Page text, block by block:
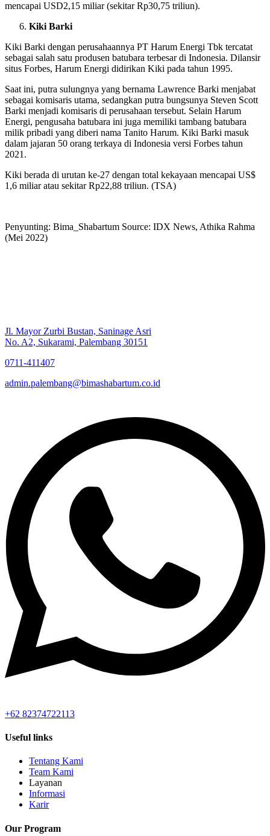
mencapai USD2,15 miliar (sekitar Rp30,75 triliun).
Kiki Barki
Kiki Barki dengan perusahaannya PT Harum Energi Tbk tercatat
sebagai salah satu produsen batubara terbesar di Indonesia. Dilansir
situs Forbes, Harum Energi didirikan Kiki pada tahun 1995.
Saat ini, putra sulungnya yang bernama Lawrence Barki menjabat
sebagai komisaris utama, sedangkan putra bungsunya Steven Scott
Barki menjadi komisaris di perusahaan tersebut. Selain Harum
Energi, pengusaha batubara ini juga memiliki tambang batubara
milik pribadi yang diberi nama Tanito Harum. Kiki Barki masuk
dalam jajaran 50 orang terkaya di Indonesia versi Forbes tahun
2021.
Kiki berada di urutan ke-27 dengan total kekayaan mencapai US$
1,6 miliar atau sekitar Rp22,88 triliun. (TSA)
Penyunting: Bima_Shabartum Source: IDX News, Athika Rahma
(Mei 2022)
Jl. Mayor Zurbi Bustan, Saninage Asri
No. A2, Sukarami, Palembang 30151
0711-411407
admin.palembang@bimashabartum.co.id
+62 82374722113
Useful links
Tentang Kami
Team Kami
Layanan
Informasi
Karir
Our Program